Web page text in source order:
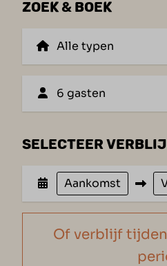
ZOEK & BOEK
6 gasten
SELECTEER
Aankomst
Of verblijf